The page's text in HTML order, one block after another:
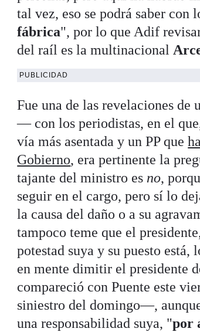
tal vez, eso se podrá saber con
fábrica", por lo que Adif
del raíl es la multinacional
PUBLICIDAD
Fue una de las revelaciones
— con los periodistas, en el
vía más asentada y un PP que
Gobierno, era pertinente la
tajante del ministro es no,
seguir en el cargo, pero sí lo
la causa del daño o a su
tampoco teme que el
potestad suya y su puesto
en mente dimitir el presidente
compareció con Puente este
siniestro del domingo—,
una responsabilidad suya, "por